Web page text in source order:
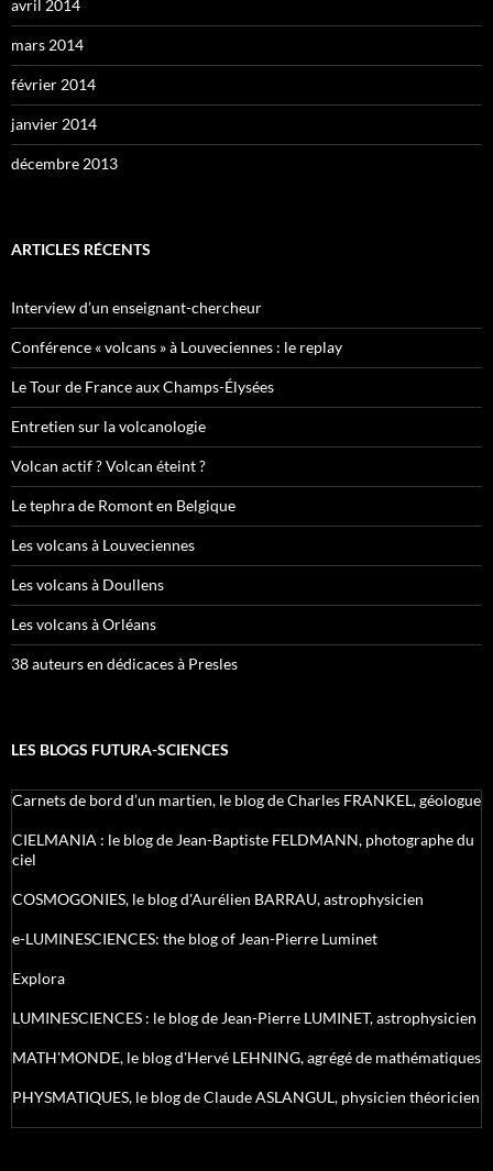
avril 2014
mars 2014
février 2014
janvier 2014
décembre 2013
ARTICLES RÉCENTS
Interview d’un enseignant-chercheur
Conférence « volcans » à Louveciennes : le replay
Le Tour de France aux Champs-Élysées
Entretien sur la volcanologie
Volcan actif ? Volcan éteint ?
Le tephra de Romont en Belgique
Les volcans à Louveciennes
Les volcans à Doullens
Les volcans à Orléans
38 auteurs en dédicaces à Presles
LES BLOGS FUTURA-SCIENCES
Carnets de bord d’un martien, le blog de Charles FRANKEL, géologue
CIELMANIA : le blog de Jean-Baptiste FELDMANN, photographe du
ciel
COSMOGONIES, le blog d'Aurélien BARRAU, astrophysicien
e-LUMINESCIENCES: the blog of Jean-Pierre Luminet
Explora
LUMINESCIENCES : le blog de Jean-Pierre LUMINET, astrophysicien
MATH'MONDE, le blog d'Hervé LEHNING, agrégé de mathématiques
PHYSMATIQUES, le blog de Claude ASLANGUL, physicien théoricien